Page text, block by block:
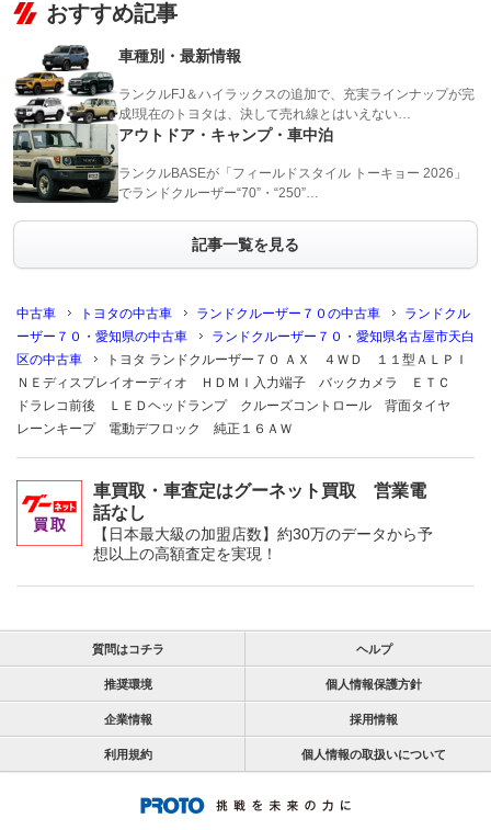
おすすめ記事
車種別・最新情報
ランクルFJ＆ハイラックスの追加で、充実ラインナップが完
成!現在のトヨタは、決して売れ線とはいえない…
アウトドア・キャンプ・車中泊
ランクルBASEが「フィールドスタイル トーキョー 2026」
でランドクルーザー“70”・“250”…
記事一覧を見る
中古車 トヨタの中古車 ランドクルーザー７０の中古車
ランドクル
ーザー７０・愛知県の中古車
ランドクルーザー７０・愛知県名古屋市天白
区の中古車
トヨタ ランドクルーザー７０ ＡＸ ４ＷＤ １１型ＡＬＰＩ
ＮＥディスプレイオーディオ ＨＤＭＩ入力端子 バックカメラ ＥＴＣ
ドラレコ前後 ＬＥＤヘッドランプ クルーズコントロール 背面タイヤ
レーンキープ 電動デフロック 純正１６ＡＷ
車買取・車査定はグーネット買取 営業電
話なし
【日本最大級の加盟店数】約30万のデータから予
想以上の高額査定を実現！
質問はコチラ ヘルプ
推奨環境 個人情報保護方針
企業情報 採用情報
利用規約 個人情報の取扱いについて